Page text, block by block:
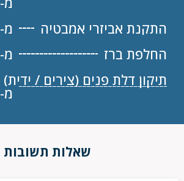
התקנת אביזרי אמבטיה
מ- 150–300 ₪
החלפת ברז
מ- 250–350 ₪
תיקון דלת פנים (צירים / ידית)
מ- 200–500 ₪
שאלות תשובות